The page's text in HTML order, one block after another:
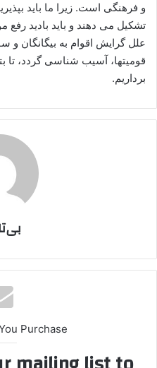
و فرهنگی است. زیرا ما باید
تشکیل می دهند و باید بادید رفع
علل گرایش اقوام به بیگانگان و
قومیتها، آسیب شناسی گردد، تا
برداریم.
Purchase